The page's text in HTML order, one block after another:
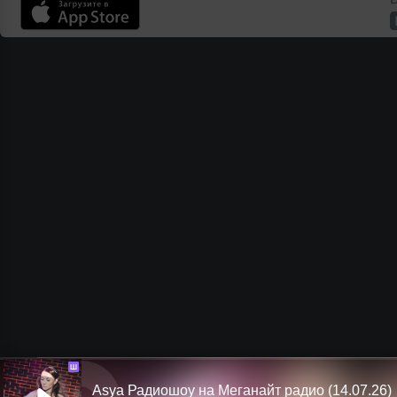
Ш
Asya Радиошоу на Меганайт радио (14.07.26)